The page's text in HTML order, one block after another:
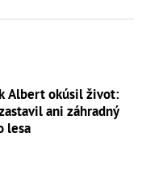
Albert okúsil život:
ani záhradný
lesa